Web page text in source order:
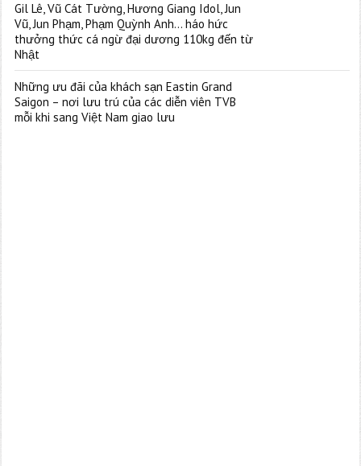
Gil Lê, Vũ Cát Tường, Hương Giang Idol, Jun
Vũ, Jun Phạm, Phạm Quỳnh Anh… háo hức
thưởng thức cá ngừ đại dương 110kg đến từ
Nhật
Những ưu đãi của khách sạn Eastin Grand
Saigon – nơi lưu trú của các diễn viên TVB
mỗi khi sang Việt Nam giao lưu